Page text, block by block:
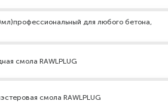
для любого бетона,
смола RAWLPLUG
смола RAWLPLUG